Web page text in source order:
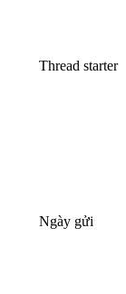
Thread starter
Ngày gửi